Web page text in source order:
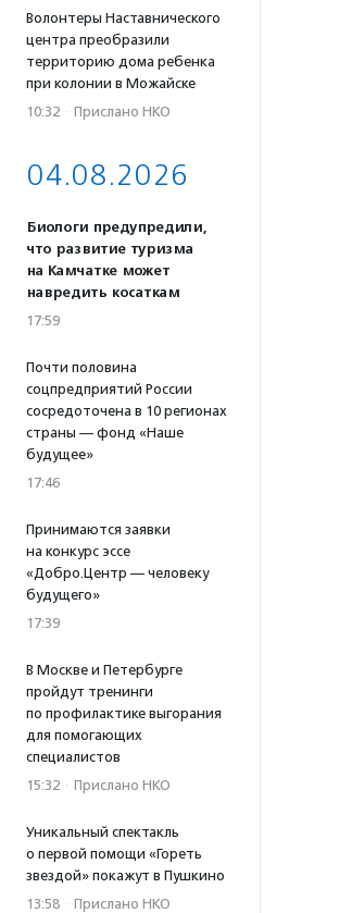
Волонтеры Наставнического
центра преобразили
территорию дома ребенка
при колонии в Можайске
10:32 · Прислано НКО
04.08.2026
Биологи предупредили,
что развитие туризма
на Камчатке может
навредить косаткам
17:59
Почти половина
соцпредприятий России
сосредоточена в 10 регионах
страны — фонд «Наше
будущее»
17:46
Принимаются заявки
на конкурс эссе
«Добро.Центр — человеку
будущего»
17:39
В Москве и Петербурге
пройдут тренинги
по профилактике выгорания
для помогающих
специалистов
15:32 · Прислано НКО
Уникальный спектакль
о первой помощи «Гореть
звездой» покажут в Пушкино
13:58 · Прислано НКО